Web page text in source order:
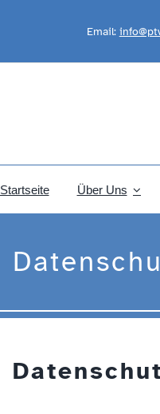
Email:
Startseite Über Uns